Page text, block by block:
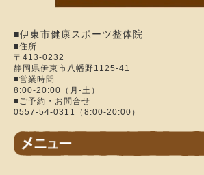
■伊東市健康スポーツ整体院
■住所
〒413-0232
静岡県伊東市八幡野1125-41
■営業時間
8:00-20:00（月-土）
■ご予約・お問合せ
0557-54-0311（8:00-20:00）